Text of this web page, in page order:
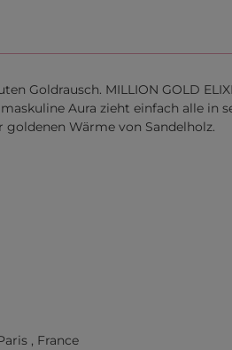
Goldrausch. MILLION GOLD
Aura zieht einfach alle in
Wärme von Sandelholz.
, France